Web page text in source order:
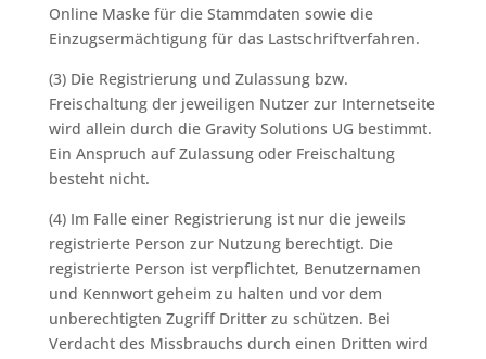
Online Maske für die Stammdaten sowie die
Einzugsermächtigung für das Lastschriftverfahren.
(3) Die Registrierung und Zulassung bzw.
Freischaltung der jeweiligen Nutzer zur Internetseite
wird allein durch die Gravity Solutions UG bestimmt.
Ein Anspruch auf Zulassung oder Freischaltung
besteht nicht.
(4) Im Falle einer Registrierung ist nur die jeweils
registrierte Person zur Nutzung berechtigt. Die
registrierte Person ist verpflichtet, Benutzernamen
und Kennwort geheim zu halten und vor dem
unberechtigten Zugriff Dritter zu schützen. Bei
Verdacht des Missbrauchs durch einen Dritten wird